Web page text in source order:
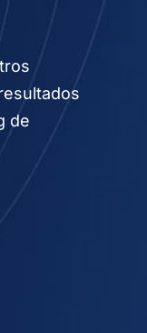
de